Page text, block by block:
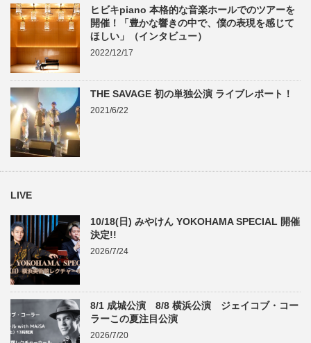
ヒビキpiano 本格的な音楽ホールでのツアーを
開催！「豊かな響きの中で、僕の表現を感じて
ほしい」（インタビュー）
2022/12/17
THE SAVAGE 初の単独公演 ライブレポート！
2021/6/22
LIVE
10/18(日) みやけん YOKOHAMA SPECIAL 開催
決定!!
2026/7/24
8/1 成城公演 8/8 横浜公演 ジェイコブ・コー
ラーこの夏注目公演
2026/7/20